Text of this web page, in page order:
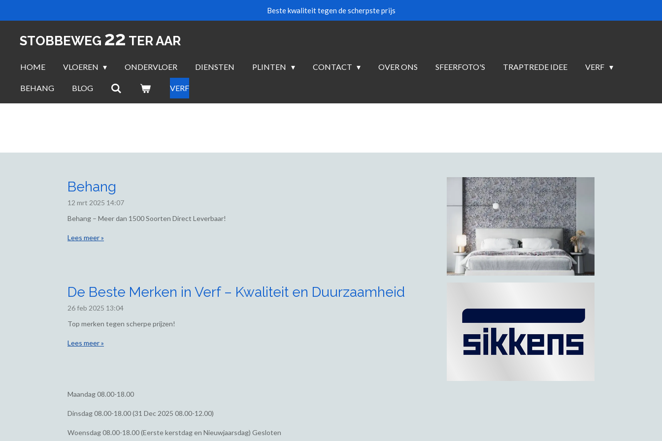
hoofdinhoud
Beste kwaliteit tegen de scherpste prijs
STOBBEWEG 22 TER AAR
HOME VLOEREN ONDERVLOER DIENSTEN PLINTEN CONTACT OVER ONS SFEERFOTO'S TRAPTREDE IDEE VERF
BEHANG BLOG VERF
Behang
12 mrt 2025 14:07
Behang – Meer dan 1500 Soorten Direct Leverbaar!
Lees meer »
De Beste Merken in Verf – Kwaliteit en Duurzaamheid
26 feb 2025 13:04
Top merken tegen scherpe prijzen!
Lees meer »
Maandag08.00-18.00
Dinsdag08.00-18.00 (31 Dec 2025 08.00-12.00)
Woensdag08.00-18.00 (Eerste kerstdag en Nieuwjaarsdag) Gesloten